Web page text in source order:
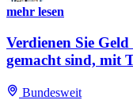
mehr lesen
Verdienen Sie
gemacht sind, mit
Bundesweit